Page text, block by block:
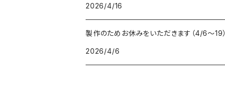
2026/4/16
製作のためお休みをいただきます（4/6〜19）
2026/4/6